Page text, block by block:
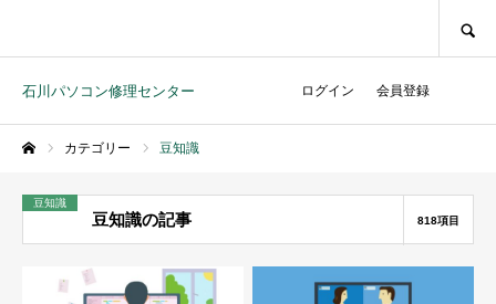
石川パソコン修理センター ログイン 会員登録
カテゴリー 豆知識
豆知識
豆知識の記事 818項目